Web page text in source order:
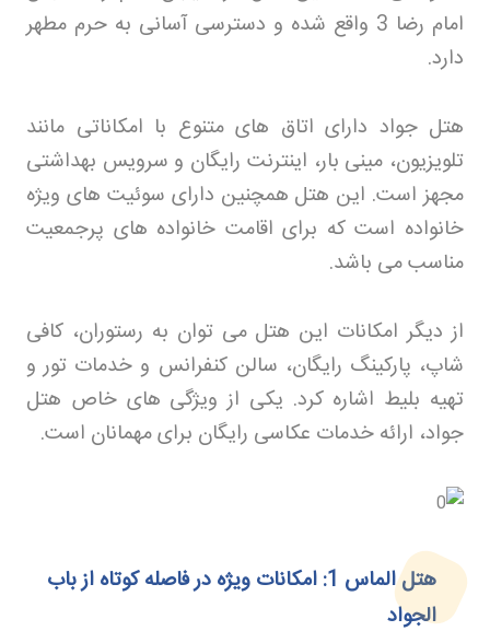
امام رضا 3 واقع شده و دسترسی آسانی به حرم مطهر
دارد.
هتل جواد دارای اتاق های متنوع با امکاناتی مانند
تلویزیون، مینی بار، اینترنت رایگان و سرویس بهداشتی
مجهز است. این هتل همچنین دارای سوئیت های ویژه
خانواده است که برای اقامت خانواده های پرجمعیت
مناسب می باشد.
از دیگر امکانات این هتل می توان به رستوران، کافی
شاپ، پارکینگ رایگان، سالن کنفرانس و خدمات تور و
تهیه بلیط اشاره کرد. یکی از ویژگی های خاص هتل
جواد، ارائه خدمات عکاسی رایگان برای مهمانان است.
هتل الماس 1: امکانات ویژه در فاصله کوتاه از باب
الجواد